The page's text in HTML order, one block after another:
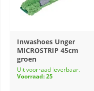
Inwashoes Unger
MICROSTRIP 45cm
groen
Uit voorraad leverbaar.
Voorraad: 25